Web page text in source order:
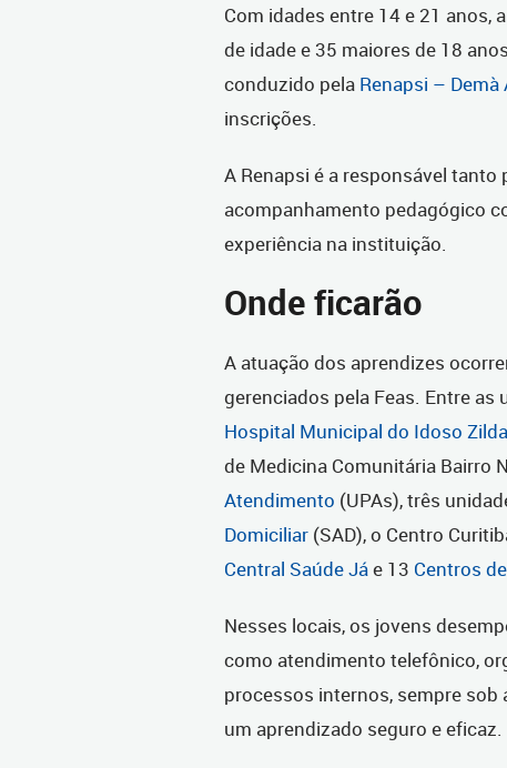
Com idades entre 14 e 21 anos,
de idade e 35 maiores de 18
conduzido pela Renapsi – Demà
inscrições.
A Renapsi é a responsável
acompanhamento pedagógico
experiência na instituição.
Onde ficarão
A atuação dos aprendizes
gerenciados pela Feas. Entre as
Hospital Municipal do Idoso
de Medicina Comunitária Bairro
Atendimento (UPAs), três
Domiciliar (SAD), o Centro
Central Saúde Jáe 13 Centros
Nesses locais, os jovens
como atendimento telefônico,
processos internos, sempre sob
um aprendizado seguro e eficaz.